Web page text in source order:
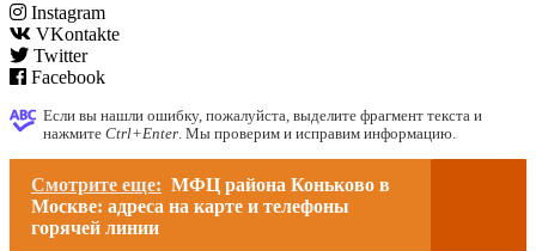
Instagram
VKontakte
Twitter
Facebook
Если вы нашли ошибку, пожалуйста, выделите фрагмент текста и
нажмите Ctrl+Enter. Мы проверим и исправим информацию.
Смотрите еще: МФЦ района Коньково в
Москве: адреса на карте и телефоны
горячей линии